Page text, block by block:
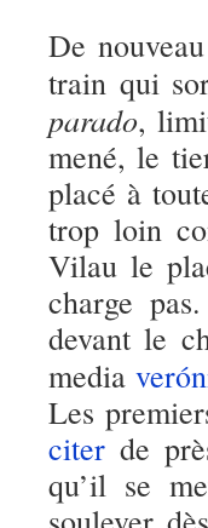
De
train qui
parado,
mené, le
placé à
trop loin
Vilau le
charge
devant le
media
Les
citer de
qu’il se